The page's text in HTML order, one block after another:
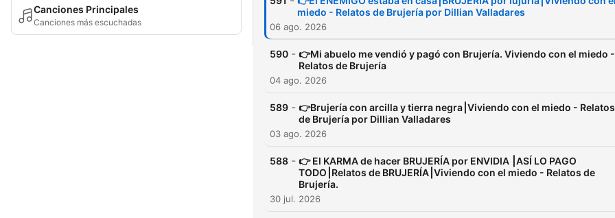
Canciones Principales
Canciones más escuchadas
cuidado que se merece. ¡Nos
¿Vives con el miedo?
miedo - Relatos de Brujería por Dillian Valladares
06 ago. 2026
590 - 👉Mi abuelo me vendió y pagó con Brujería. Viviendo con el miedo -
Relatos de Brujería
04 ago. 2026
589 - 👉Brujería con arcilla y tierra negra⎮Viviendo con el miedo - Relatos
de Brujería por Dillian Valladares
03 ago. 2026
588 - 👉 El KARMA de hacer BRUJERÍA por ENVIDIA ⎮ASÍ LO PAGO
TODO⎮Relatos de BRUJERÍA⎮Viviendo con el miedo - Relatos de
Brujería.
30 jul. 2026